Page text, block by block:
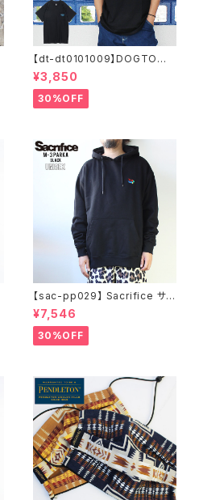
【dt-dt0101009】DOGTOWN
ドッグタウン D.T.S. POCKET
S/S T-SHIRTS 半袖 ショート
スリーブT 大きいサイズ 半袖 M
L XL 大きめ デザイン プリント
¥3,850
30%OFF
【sac-pp029】 Sacrifice サク
リファイス 大きいサイズ メンズ
ユニセックス スウェット パーカ
ー 窓グラフィック 長袖 M L XL
XXL 2L 大きめ 長袖Tシャツ デ
サイズ ビッグシルエット 黒 通勤
通学 秋冬
¥7,546
30%OFF